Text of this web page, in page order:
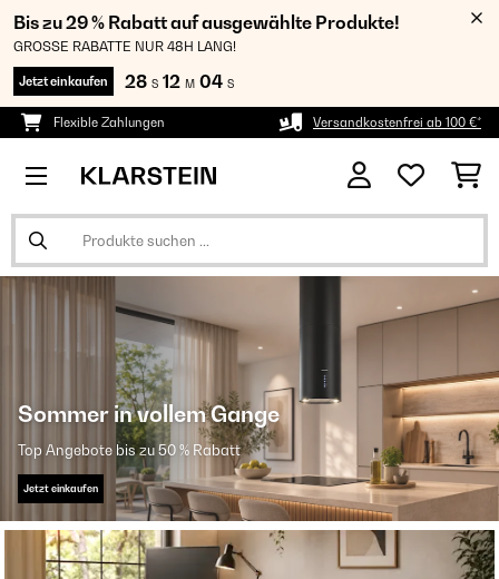
Bis zu 29 % Rabatt auf ausgewählte Produkte!
GROSSE RABATTE NUR 48H LANG!
Jetzt einkaufen 28 S 12 M 03 S
Flexible Zahlungen Versandkostenfrei ab 100 €*
Sommer in vollem Gange
Top Angebote bis zu 50 % Rabatt
Jetzt einkaufen